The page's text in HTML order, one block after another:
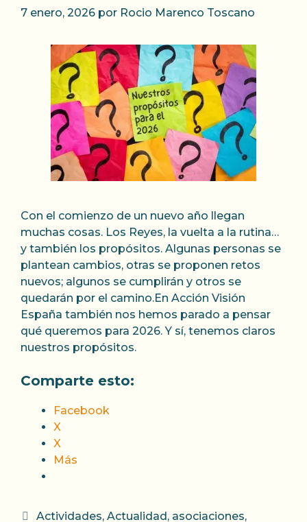
7 enero, 2026 por Rocio Marenco Toscano
Con el comienzo de un nuevo año llegan
muchas cosas. Los Reyes, la vuelta a la rutina…
y también los propósitos. Algunas personas se
plantean cambios, otras se proponen retos
nuevos; algunos se cumplirán y otros se
quedarán por el camino.En Acción Visión
España también nos hemos parado a pensar
qué queremos para 2026. Y sí, tenemos claros
nuestros propósitos.
Comparte esto:
Facebook
X
X
Más
Categorías
Actividades, Actualidad , asociaciones,